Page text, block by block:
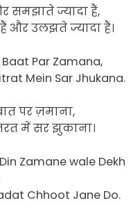
ज्यादा हैं,
उलझते ज्यादा हैं।
Baat Par Zamana,
Mein Sar Jhukana.
पर ज़माना,
में सर झुकाना।
Zamane wale Dekh
Chhoot Jane Do.